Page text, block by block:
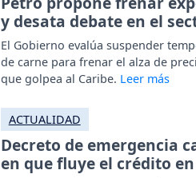
y desata debate en el
El Gobierno evalúa suspender
de carne para frenar el alza de
que golpea al Caribe.
ACTUALIDAD
Decreto de emergencia
en que fluye el crédito